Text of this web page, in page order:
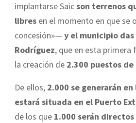
implantarse Saicson terrenos
libres en el momento en que se
concesión»— y el municipio
Rodríguez, que en esta primera
la creación de 2.300 puestos
De ellos, 2.000 se generarán
estará situada en el Puerto
de los que 1.000 serán directos